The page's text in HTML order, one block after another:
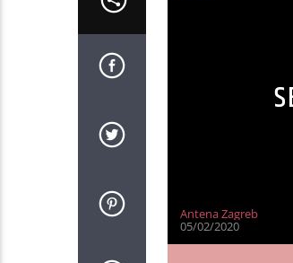
Antena Zagreb
05/02/2020